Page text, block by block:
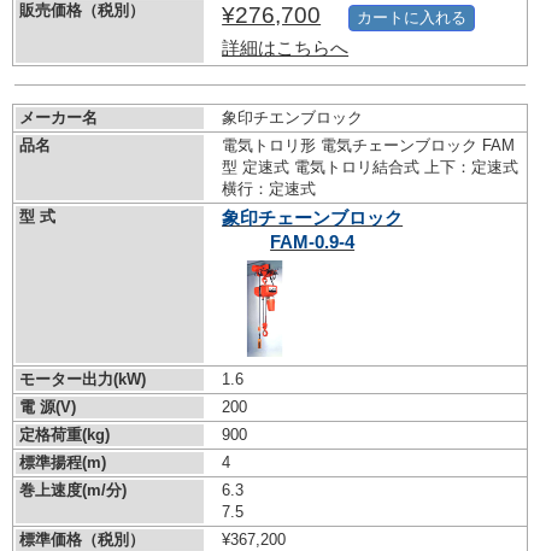
販売価格（税別）
¥276,700
詳細はこちらへ
カートに入れる
メーカー名
象印チエンブロック
品名
電気トロリ形 電気チェーンブロック FAM
型 定速式 電気トロリ結合式 上下：定速式
横行：定速式
型 式
象印チェーンブロック
FAM-0.9-4
モーター出力(kW)
1.6
電 源(V)
200
定格荷重(kg)
900
標準揚程(m)
4
巻上速度(m/分)
6.3
7.5
標準価格（税別）
¥367,200